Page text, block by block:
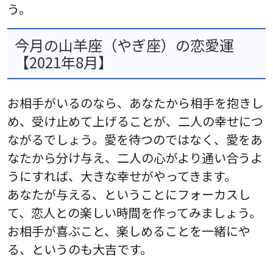
う。
今月の山羊座（やぎ座）の恋愛運
【2021年8月】
お相手がいるのなら、あなたから相手を抱きし
め、受け止めて上げることが、二人の幸せにつ
ながるでしょう。愛を待つのではなく、愛をあ
なたから分け与え、二人の心がより通い合うよ
うにすれば、大きな幸せがやってきます。
あなたが与える、ということにフォーカスし
て、恋人との楽しい時間を作ってみましょう。
お相手が喜ぶこと、楽しめることを一緒にや
る、というのも大吉です。